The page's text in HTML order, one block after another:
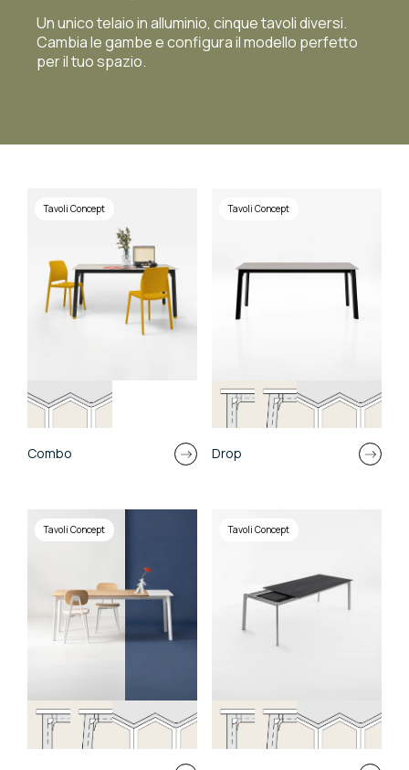
Un unico telaio in alluminio, cinque tavoli diversi.
Cambia le gambe e configura il modello perfetto
per il tuo spazio.
Tavoli Concept
Combo
Tavoli Concept
Drop
Tavoli Concept Tavoli Concept